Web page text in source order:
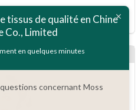
tissus de qualité en Chine
Co., Limited
en quelques minutes
concernant Moss